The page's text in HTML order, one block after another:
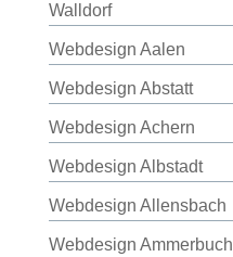
Walldorf
Webdesign Aalen
Webdesign Abstatt
Webdesign Achern
Webdesign Albstadt
Webdesign Allensbach
Webdesign Ammerbuch